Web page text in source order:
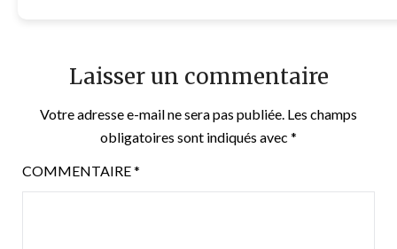
Laisser un commentaire
Votre adresse e-mail ne sera pas publiée. Les champs
obligatoires sont indiqués avec *
COMMENTAIRE*